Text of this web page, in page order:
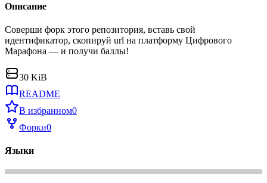
Описание
Соверши форк этого репозитория, вставь свой
идентификатор, скопируй url на платформу Цифрового
Марафона — и получи баллы!
30 KiB
README
В избранном0
Форки0
Языки